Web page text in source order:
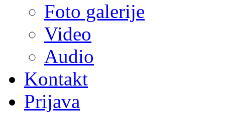
Foto galerije
Video
Audio
Kontakt
Prijava